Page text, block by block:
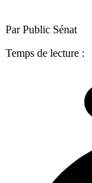
Par Public Sénat
Temps de lecture :